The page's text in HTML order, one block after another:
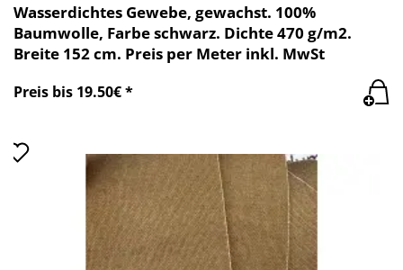
Wasserdichtes Gewebe, gewachst. 100%
Baumwolle, Farbe schwarz. Dichte 470 g/m2.
Breite 152 cm. Preis per Meter inkl. MwSt
Preis bis 19.50€ *